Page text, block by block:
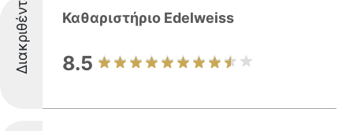
Διακριθέντες Καθαριστήριο Edelweiss
8.5